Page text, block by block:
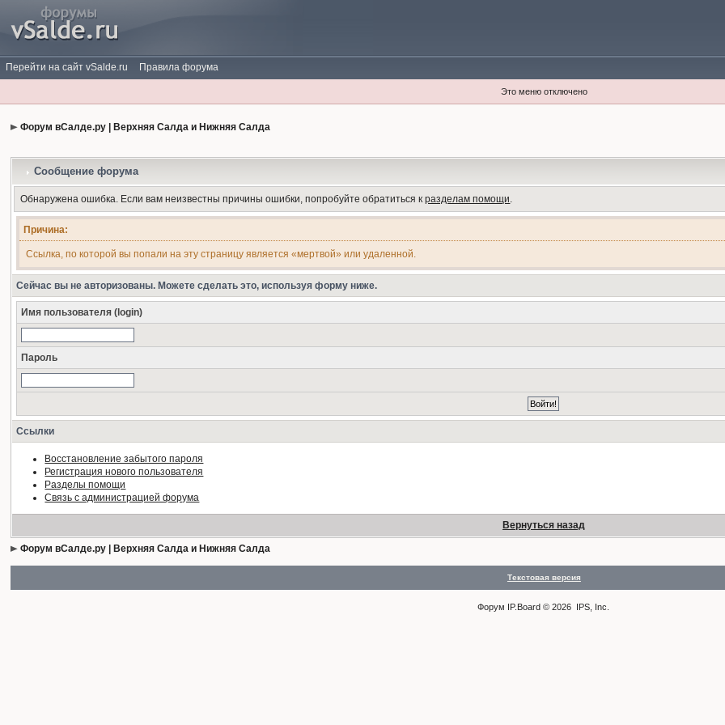
Перейти на сайт vSalde.ru Правила форума
Это меню отключено
Форум вСалде.ру | Верхняя Салда и Нижняя Салда
Сообщение форума
Обнаружена ошибка. Если вам неизвестны причины ошибки, попробуйте обратиться кразделам помощи.
Причина:
Ссылка, по которой вы попали на эту страницу является «мертвой» или удаленной.
Сейчас вы не авторизованы. Можете сделать это, используя форму ниже.
Имя пользователя (login)
Пароль
Ссылки
Восстановление забытого пароля
Регистрация нового пользователя
Разделы помощи
Связь с администрацией форума
Вернуться назад
Форум вСалде.ру | Верхняя Салда и Нижняя Салда
Текстовая версия
Форум IP.Board © 2026 IPS, Inc